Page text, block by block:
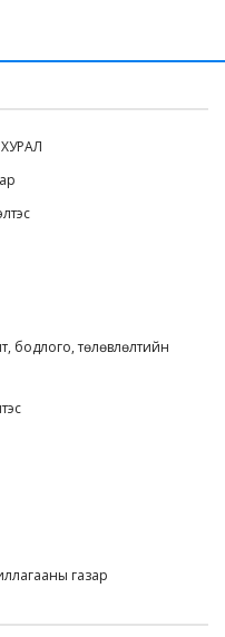
бодлого, төлөвлөлтийн
газар